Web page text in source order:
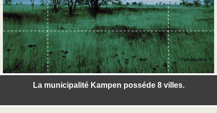
La municipalité Kampen posséde 8 villes.
©photo-libre.fr